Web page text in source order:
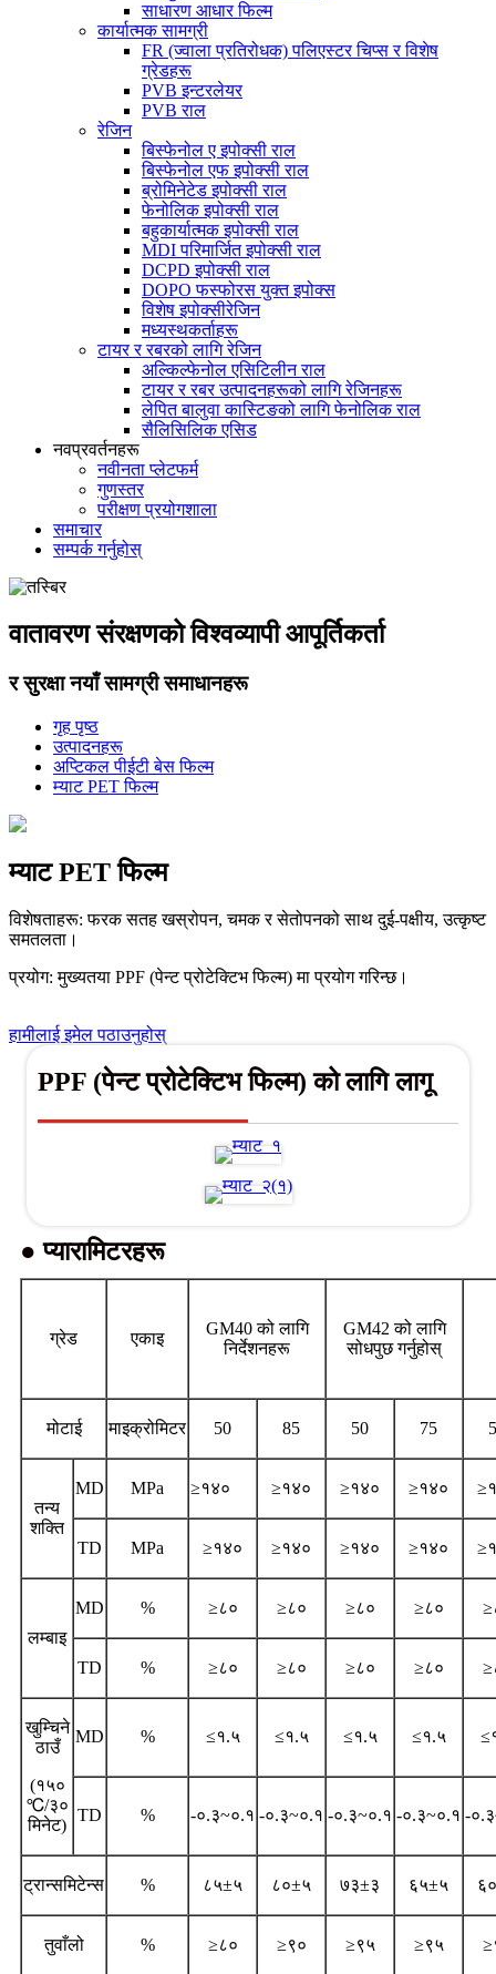
साधारण आधार फिल्म
कार्यात्मक सामग्री
FR (ज्वाला प्रतिरोधक) पलिएस्टर चिप्स र विशेष
ग्रेडहरू
PVB इन्टरलेयर
PVB राल
रेजिन
बिस्फेनोल ए इपोक्सी राल
बिस्फेनोल एफ इपोक्सी राल
ब्रोमिनेटेड इपोक्सी राल
फेनोलिक इपोक्सी राल
बहुकार्यात्मक इपोक्सी राल
MDI परिमार्जित इपोक्सी राल
DCPD इपोक्सी राल
DOPO फस्फोरस युक्त इपोक्स
विशेष इपोक्सीरेजिन
मध्यस्थकर्ताहरू
टायर र रबरको लागि रेजिन
अल्किल्फेनोल एसिटिलीन राल
टायर र रबर उत्पादनहरूको लागि रेजिनहरू
लेपित बालुवा कास्टिङको लागि फेनोलिक राल
सैलिसिलिक एसिड
नवप्रवर्तनहरू
नवीनता प्लेटफर्म
गुणस्तर
परीक्षण प्रयोगशाला
समाचार
सम्पर्क गर्नुहोस्
वातावरण संरक्षणको विश्वव्यापी आपूर्तिकर्ता
र सुरक्षा नयाँ सामग्री समाधानहरू
गृह पृष्ठ
उत्पादनहरू
अप्टिकल पीईटी बेस फिल्म
म्याट PET फिल्म
म्याट PET फिल्म
विशेषताहरू: फरक सतह खस्रोपन, चमक र सेतोपनको साथ दुई-पक्षीय, उत्कृष्ट
समतलता।
प्रयोग: मुख्यतया PPF (पेन्ट प्रोटेक्टिभ फिल्म) मा प्रयोग गरिन्छ।
हामीलाई इमेल पठाउनुहोस्
PPF (पेन्ट प्रोटेक्टिभ फिल्म) को लागि लागू
● प्यारामिटरहरू
ग्रेड एकाइ
GM40 को लागि
निर्देशनहरू
GM42 को लागि
सोधपुछ गर्नुहोस्
मोटाई माइक्रोमिटर 50 85 50 75
तन्य
शक्ति
MD MPa ≥१४० ≥१४० ≥१४० ≥१४०
TD MPa ≥१४० ≥१४० ≥१४० ≥१४०
लम्बाइ
MD % ≥८० ≥८० ≥८० ≥८०
TD % ≥८० ≥८० ≥८० ≥८०
खुम्चिने
ठाउँ
(१५०
℃/३०
मिनेट)
MD % ≤१.५ ≤१.५ ≤१.५ ≤१.५
TD % -०.३~०.१ -०.३~०.१ -०.३~०.१ -०.३~०.१ -
ट्रान्समिटेन्स % ८५±५ ८०±५ ७३±३ ६५±५
तुवाँलो % ≥८० ≥९० ≥९५ ≥९५